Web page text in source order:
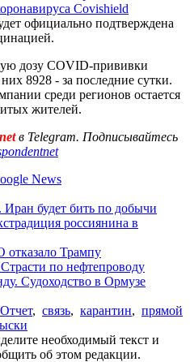
Covishield
официально подтверждена
дозу COVID-прививки
8928 - за последние сутки.
среди регионов остается
жителей.
в Telegram. Подписывайтесь
News
будет бить по добычи
россиянина в
Трампу
по нефтепроводу
Судоходство в Ормузе
Отчет, связь, карантин, прямой
необходимый текст и
об этом редакции.